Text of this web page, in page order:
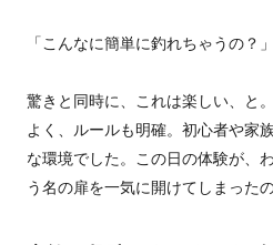
「こんなに簡単に釣れちゃうの？」
驚きと同時に、これは楽しい、と
よく、ルールも明確。初心者や家
な環境でした。この日の体験が、
う名の扉を一気に開けてしまったの